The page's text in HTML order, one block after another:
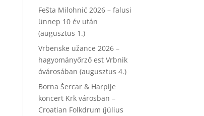
Fešta Milohnić 2026 – falusi
ünnep 10 év után
(augusztus 1.)
Vrbenske užance 2026 –
hagyományőrző est Vrbnik
óvárosában (augusztus 4.)
Borna Šercar & Harpije
koncert Krk városban –
Croatian Folkdrum (július